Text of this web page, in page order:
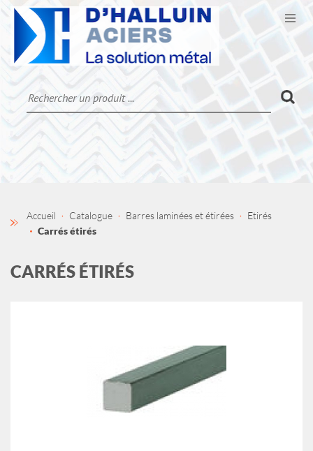
CATALOGUE
LA SOCIÉTÉ
CONTACT
Accueil Catalogue Barres laminées et étirées
Etirés
Carrés étirés
CARRÉS ÉTIRÉS